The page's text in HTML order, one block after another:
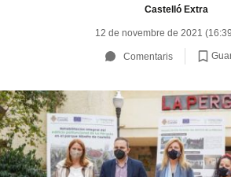
Castelló Extra
12 de novembre de 2021
Comentaris